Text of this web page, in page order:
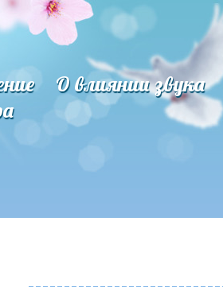
О влиянии звука